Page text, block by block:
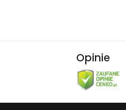
Opinie